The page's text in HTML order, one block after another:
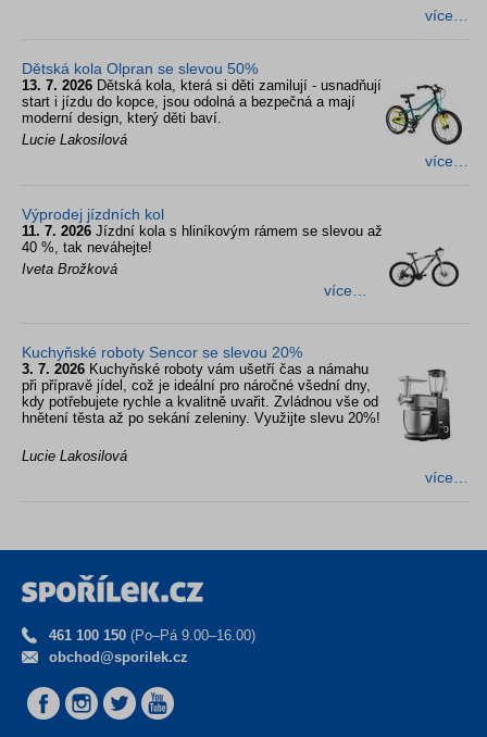
více…
Dětská kola Olpran se slevou 50%
13. 7. 2026 Dětská kola, která si děti zamilují - usnadňují
start i jízdu do kopce, jsou odolná a bezpečná a mají
moderní design, který děti baví.
Lucie Lakosilová
více…
Výprodej jízdních kol
11. 7. 2026 Jízdní kola s hliníkovým rámem se slevou až
40 %, tak neváhejte!
Iveta Brožková
více…
Kuchyňské roboty Sencor se slevou 20%
3. 7. 2026 Kuchyňské roboty vám ušetří čas a námahu
při přípravě jídel, což je ideální pro náročné všední dny,
kdy potřebujete rychle a kvalitně uvařit. Zvládnou vše od
hnětení těsta až po sekání zeleniny. Využijte slevu 20%!
Lucie Lakosilová
více…
461 100 150 (Po–Pá 9.00–16.00)
obchod@sporilek.cz